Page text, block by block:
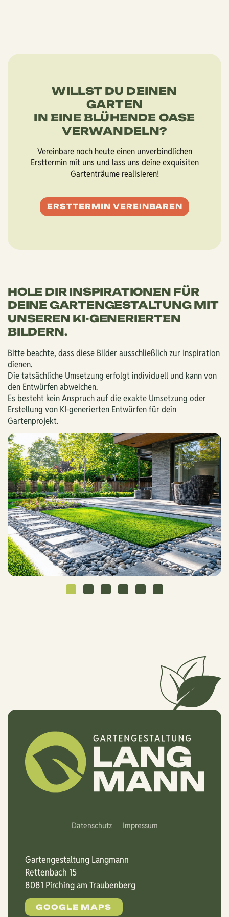
WILLST DU DEINEN
GARTEN
IN EINE BLÜHENDE OASE
VERWANDELN?
Vereinbare noch heute einen unverbindlichen
Ersttermin mit uns und lass uns deine exquisiten
Gartenträume realisieren!
ERSTTERMIN VEREINBAREN
HOLE DIR INSPIRATIONEN FÜR
DEINE GARTENGESTALTUNG MIT
UNSEREN KI-GENERIERTEN
BILDERN.
Bitte beachte, dass diese Bilder ausschließlich zur Inspiration
dienen.
Die tatsächliche Umsetzung erfolgt individuell und kann von
den Entwürfen abweichen.
Es besteht kein Anspruch auf die exakte Umsetzung oder
Erstellung von KI-generierten Entwürfen für dein
Gartenprojekt.
Gartengestaltung Langmann
Rettenbach 15
8081 Pirching am Traubenberg
GOOGLE MAPS
Datenschutz Impressum